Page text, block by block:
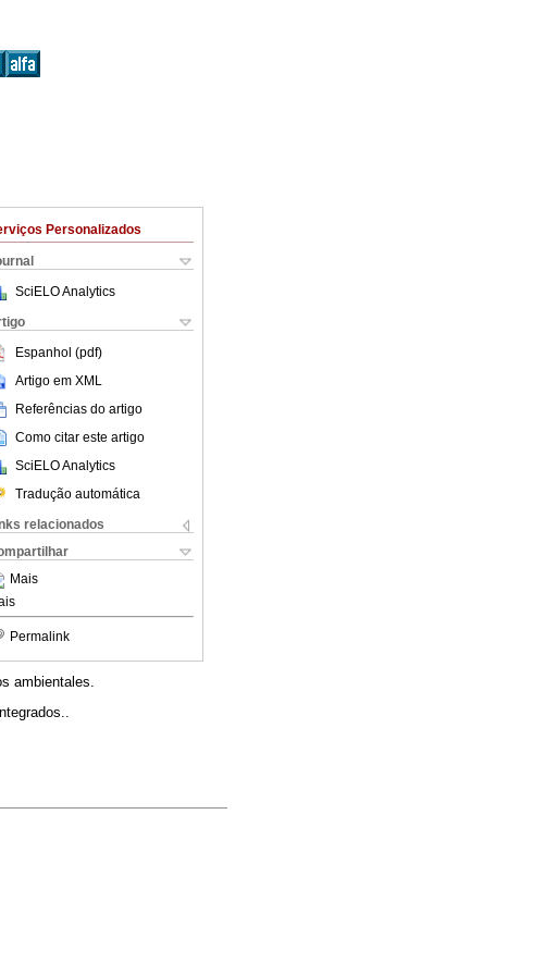
Personalizados
SciELO Analytics
Espanhol (pdf)
Artigo em XML
Referências do artigo
Como citar este artigo
SciELO Analytics
Tradução automática
relacionados
Mais
Permalink
ambientales.